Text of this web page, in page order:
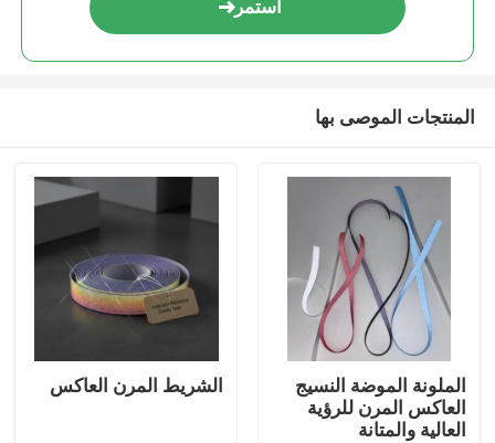
استمر
المنتجات الموصى بها
الملونة الموضة النسيج
العاكس المرن للرؤية
العالية والمتانة
الشريط المرن العاكس